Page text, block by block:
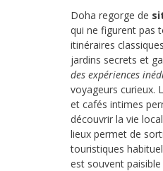
Doha regorge de
qui ne figurent pas
itinéraires
jardins secrets et
des expériences
voyageurs curieux.
et cafés intimes
découvrir la vie
lieux permet de
touristiques
est souvent